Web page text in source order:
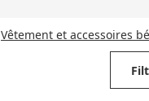
Vêtement et accessoires